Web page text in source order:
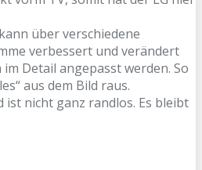
über verschiedene
verbessert und verändert
Detail angepasst werden. So
aus dem Bild raus.
ist nicht ganz randlos. Es bleibt